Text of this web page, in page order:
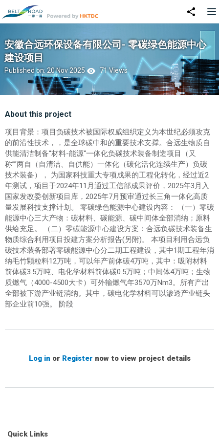
安徽合远环保设备有限公司- 零碳绿色能源中心
建设项目
Published on: 20 Nov 2025 71 Views
About this project
项目背景：项目负碳技术被国际权威组织定义为本世纪必须攻克
的前沿性技术，，是全球碳中和的重要技术支撑。合远生物质自
供能清洁制备“材料-能源“一体化负碳技术装备制造项目（又
称””两自（自清洁、自供能）一体化（碳化活化连续生产）负碳
技术装备）， 为国家科技重大专项成果的工程化转化，经过近2
年测试，项目于2024年11月通过工信部成果评价，2025年3月入
国家发改委创新项目库，2025年7月预审通过长三角一体化高质
量发展科技支撑计划。 零碳绿色能源中心建设内容： （一）零碳
能源中心三大产物：碳材料、碳能源、碳中间体全部消纳；原料
供给充足。 （二）零碳能源中心建设方案：合远负碳技术装备生
物质综合利用项目投建方案分析报告(另附)。 本项目利用合远负
碳技术装备部署零碳能源中心分二期工程建设，其中1期工程年消
纳毛竹颗粒料12万吨，可以年产前体碳4万吨，其中：吸附材料
前体碳3.5万吨、电化学材料前体碳0.5万吨；中间体4万吨；生物
质燃气（4000-4500大卡）可外输燃气年3570万Nm3。所有产出
全部被下游产业链消纳。其中，碳电化学材料可以渗透产业链头
部企业前10强。 阶段
Log in or Register now to view project details
Quick Links